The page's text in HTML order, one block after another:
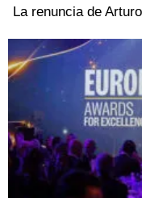
La renuncia de